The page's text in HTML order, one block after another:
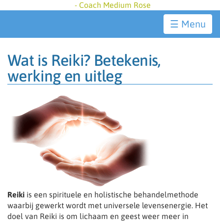
- Coach Medium Rose
☰
Wat is Reiki? Betekenis,
werking en uitleg
Reiki is een spirituele en holistische behandelmethode
waarbij gewerkt wordt met universele levensenergie. Het
doel van Reiki is om lichaam en geest weer meer in